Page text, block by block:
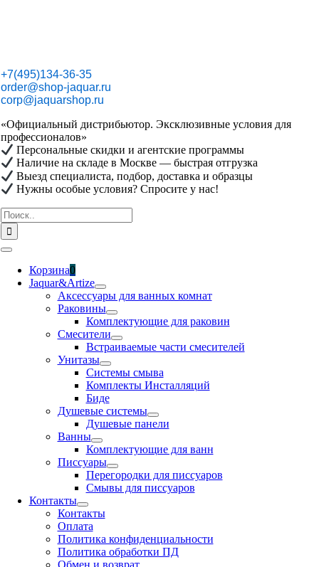
+7(495)134-36-35
order@shop-jaquar.ru
corp@jaquarshop.ru
«Официальный дистрибьютор. Эксклюзивные условия для
профессионалов»
Персональные скидки и агентские программы
Наличие на складе в Москве — быстрая отгрузка
Выезд специалиста, подбор, доставка и образцы
Нужны особые условия? Спросите у нас!
Результат
поиска:
Toggle
NavigationКорзина0
Jaquar&Artize
Аксессуары для ванных комнат
Раковины
Комплектующие для раковин
Смесители
Встраиваемые части смесителей
Унитазы
Системы смыва
Комплекты Инсталляций
Биде
Душевые системы
Душевые панели
Ванны
Комплектующие для ванн
Писсуары
Перегородки для писсуаров
Смывы для писсуаров
Контакты
Контакты
Оплата
Политика конфиденциальности
Политика обработки ПД
Обмен и возврат